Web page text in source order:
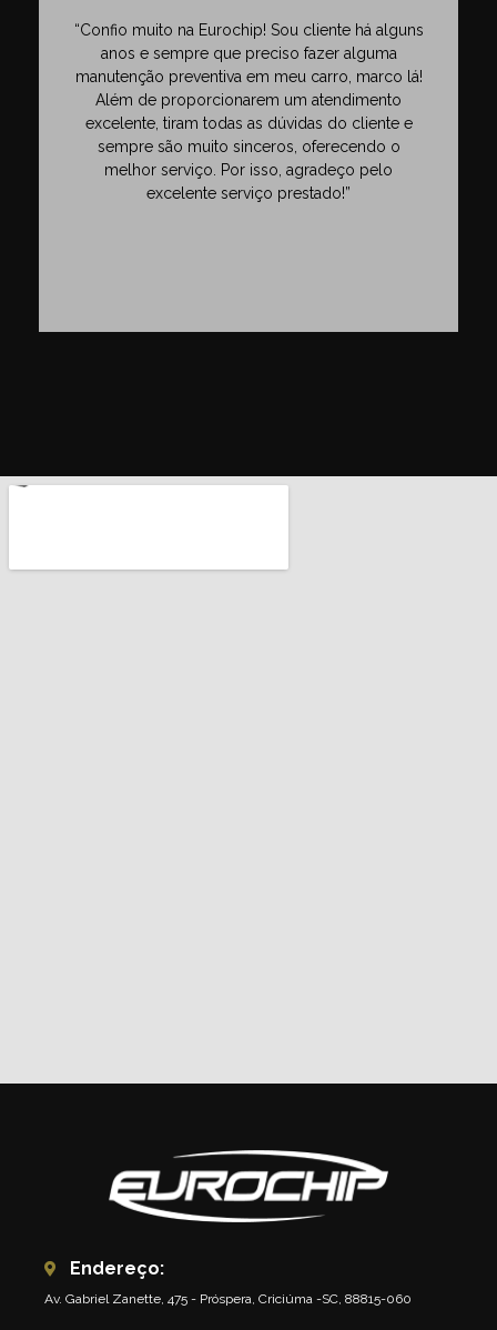
“Confio muito na Eurochip! Sou cliente há alguns
anos e sempre que preciso fazer alguma
manutenção preventiva em meu carro, marco lá!
Além de proporcionarem um atendimento
excelente, tiram todas as dúvidas do cliente e
sempre são muito sinceros, oferecendo o
melhor serviço. Por isso, agradeço pelo
excelente serviço prestado!”
Endereço:
Av. Gabriel Zanette, 475 - Próspera, Criciúma -SC, 88815-060